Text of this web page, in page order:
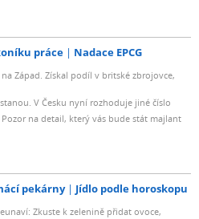
práce Nadace EPCG
Západ. Získal podíl v britské zbrojovce,
V Česku nyní rozhoduje jiné číslo
na detail, který vás bude stát majlant
pekárny Jídlo podle horoskopu
Zkuste k zelenině přidat ovoce,